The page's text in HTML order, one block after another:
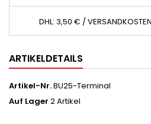
DHL: 3,50 € /
ARTIKELDETAILS
Artikel-Nr.BU25-Terminal
Auf Lager 2 Artikel